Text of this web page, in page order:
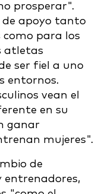
prosperar".
apoyo tanto
para los
atletas
ser fiel a uno
entornos.
vean el
en su
ganar
mujeres".
de
entrenadores,